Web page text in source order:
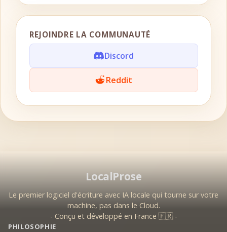
REJOINDRE LA COMMUNAUTÉ
Discord
Reddit
LocalProse
Le premier logiciel d'écriture avec IA locale qui tourne sur votre
machine, pas dans le Cloud.
- Conçu et développé en France 🇫🇷 -
PHILOSOPHIE